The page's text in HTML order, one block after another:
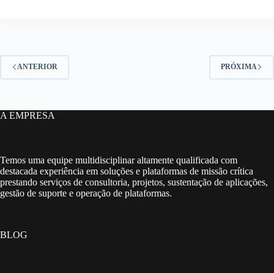
ANTERIOR PRÓXIMA
A EMPRESA
Temos uma equipe multidisciplinar altamente qualificada com
destacada experiência em soluções e plataformas de missão crítica
prestando serviços de consultoria, projetos, sustentação de aplicações,
gestão de suporte e operação de plataformas.
BLOG